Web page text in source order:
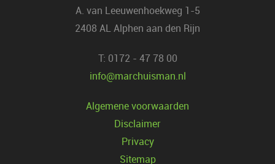
A. van Leeuwenhoekweg 1-5
2408 AL Alphen aan den Rijn
T: 0172 - 47 78 00
info@marchuisman.nl
Algemene voorwaarden
Disclaimer
Privacy
Sitemap